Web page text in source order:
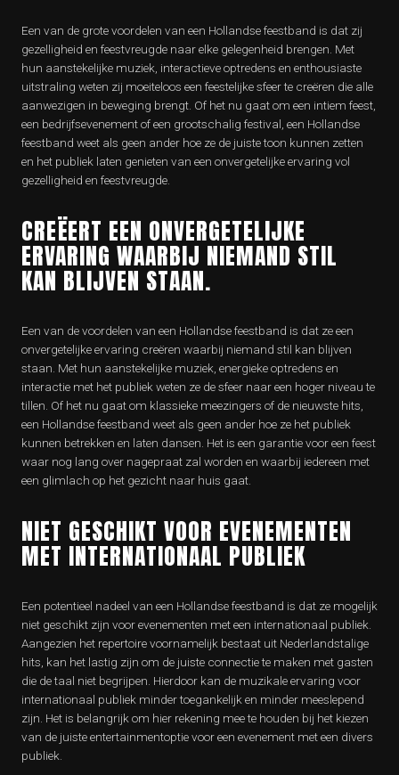
Een van de grote voordelen van een Hollandse feestband is dat zij
gezelligheid en feestvreugde naar elke gelegenheid brengen. Met
hun aanstekelijke muziek, interactieve optredens en enthousiaste
uitstraling weten zij moeiteloos een feestelijke sfeer te creëren die alle
aanwezigen in beweging brengt. Of het nu gaat om een intiem feest,
een bedrijfsevenement of een grootschalig festival, een Hollandse
feestband weet als geen ander hoe ze de juiste toon kunnen zetten
en het publiek laten genieten van een onvergetelijke ervaring vol
gezelligheid en feestvreugde.
CREËERT EEN ONVERGETELIJKE
ERVARING WAARBIJ NIEMAND STIL
KAN BLIJVEN STAAN.
Een van de voordelen van een Hollandse feestband is dat ze een
onvergetelijke ervaring creëren waarbij niemand stil kan blijven
staan. Met hun aanstekelijke muziek, energieke optredens en
interactie met het publiek weten ze de sfeer naar een hoger niveau te
tillen. Of het nu gaat om klassieke meezingers of de nieuwste hits,
een Hollandse feestband weet als geen ander hoe ze het publiek
kunnen betrekken en laten dansen. Het is een garantie voor een feest
waar nog lang over nagepraat zal worden en waarbij iedereen met
een glimlach op het gezicht naar huis gaat.
NIET GESCHIKT VOOR EVENEMENTEN
MET INTERNATIONAAL PUBLIEK
Een potentieel nadeel van een Hollandse feestband is dat ze mogelijk
niet geschikt zijn voor evenementen met een internationaal publiek.
Aangezien het repertoire voornamelijk bestaat uit Nederlandstalige
hits, kan het lastig zijn om de juiste connectie te maken met gasten
die de taal niet begrijpen. Hierdoor kan de muzikale ervaring voor
internationaal publiek minder toegankelijk en minder meeslepend
zijn. Het is belangrijk om hier rekening mee te houden bij het kiezen
van de juiste entertainmentoptie voor een evenement met een divers
publiek.